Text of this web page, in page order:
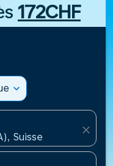
172CHF
expand_more
Suisse
close